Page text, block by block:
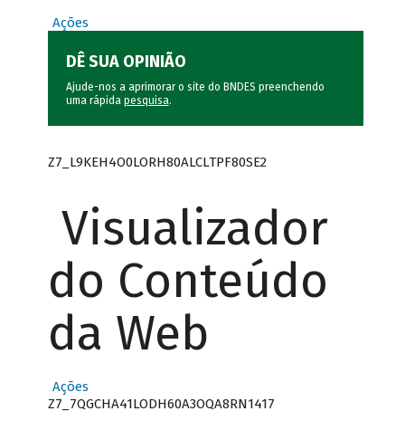
Ações
DÊ SUA OPINIÃO
Ajude-nos a aprimorar o site do BNDES preenchendo
uma rápida pesquisa.
Z7_L9KEH4O0LORH80ALCLTPF80SE2
Visualizador
do Conteúdo
da Web
Ações
Z7_7QGCHA41LODH60A3OQA8RN1417